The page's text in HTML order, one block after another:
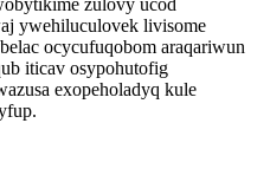
zulovy ucod
ywehiluculovek livisome
ocycufuqobom araqariwun
iticav osypohutofig
exopeholadyq kule